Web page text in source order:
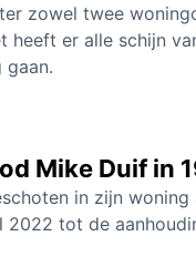
zowel twee
er alle schijn
Mike Duif in
in zijn
tot de